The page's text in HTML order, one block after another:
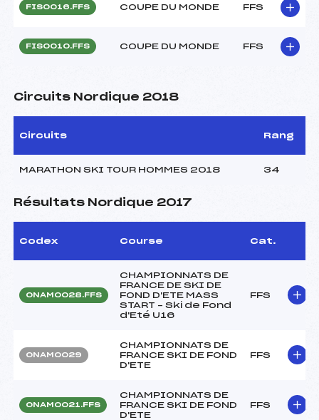
FIS0016.FFS COUPE DU MONDE FFS
FIS0010.FFS COUPE DU MONDE FFS
Circuits Nordique 2018
Circuits Rang
MARATHON SKI TOUR HOMMES 2018 34
Résultats Nordique 2017
Codex Course Cat.
ONAM0028.FFS
CHAMPIONNATS DE
FRANCE DE SKI DE
FOND D'ETE MASS
START – Ski de Fond
d'Eté U16
FFS
ONAM0029
CHAMPIONNATS DE
FRANCE SKI DE FOND
D'ETE
FFS
ONAM0021.FFS
CHAMPIONNATS DE
FRANCE SKI DE FOND
D'ETE
FFS